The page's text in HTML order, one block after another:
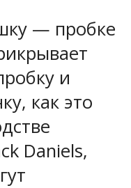
— пробке
и
как это
Daniels,